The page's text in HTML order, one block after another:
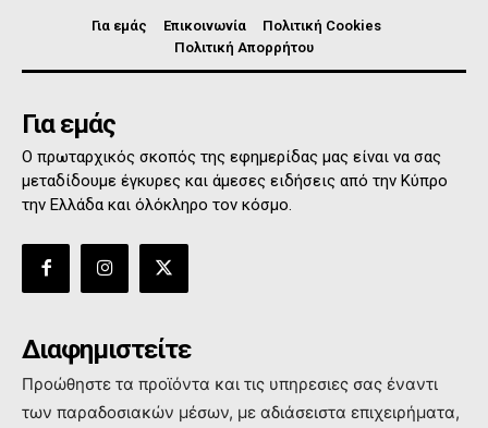
Για εμάς Επικοινωνία
Πολιτική Cookies
Πολιτική Απορρήτου
Για εμάς
Ο πρωταρχικός σκοπός της εφημερίδας μας είναι να σας
μεταδίδουμε έγκυρες και άμεσες ειδήσεις από την Κύπρο
την Ελλάδα και όλόκληρο τον κόσμο.
Διαφημιστείτε
Προώθηστε τα προϊόντα και τις υπηρεσιες σας έναντι
των παραδοσιακών μέσων, με αδιάσειστα επιχειρήματα,